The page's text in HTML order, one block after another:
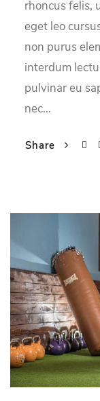
rhoncus felis,
eget leo
non purus
interdum
pulvinar eu
nec…
Share